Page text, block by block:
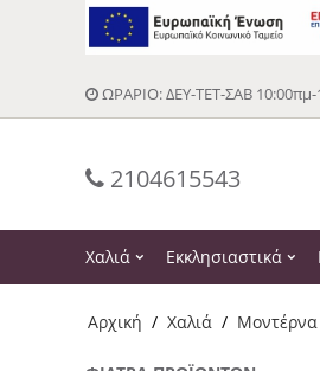
ΩΡΑΡΙΟ: ΔΕΥ-ΤΕΤ-ΣΑΒ
2104615543
Χαλιά Εκκλησιαστικά
Αρχική / Χαλιά / Μοντέρνα